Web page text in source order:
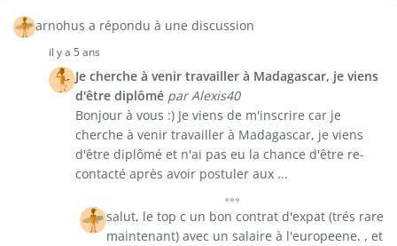
arnohus a répondu à une discussion
il y a 5 ans
Je cherche à venir travailler à Madagascar, je viens
d'être diplômé par Alexis40
Bonjour à vous :) Je viens de m'inscrire car je
cherche à venir travailler à Madagascar, je viens
d'être diplômé et n'ai pas eu la chance d'être re-
contacté après avoir postuler aux ...
salut, le top c un bon contrat d'expat (trés rare
maintenant) avec un salaire à l'europeene. , et